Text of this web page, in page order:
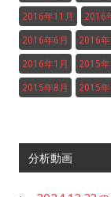
2016年11月 2016
2016年6月 2016年
2016年1月 2015年
2015年8月 2015年
分析動画